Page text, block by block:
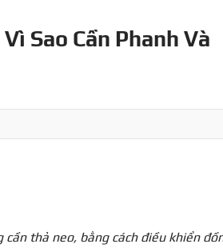
Sao Cần Phanh Và
thả neo, bằng cách điều khiển